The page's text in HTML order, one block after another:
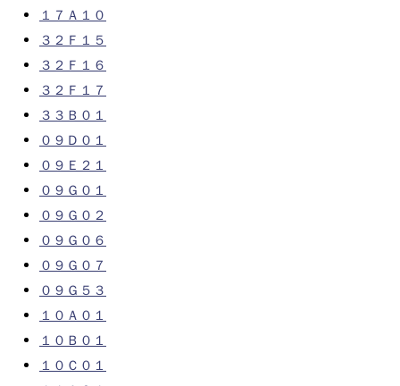
１７Ａ１０
３２Ｆ１５
３２Ｆ１６
３２Ｆ１７
３３Ｂ０１
０９Ｄ０１
０９Ｅ２１
０９Ｇ０１
０９Ｇ０２
０９Ｇ０６
０９Ｇ０７
０９Ｇ５３
１０Ａ０１
１０Ｂ０１
１０Ｃ０１